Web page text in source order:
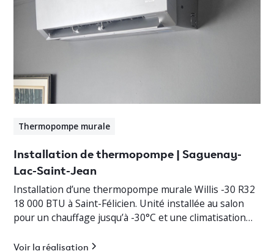
Thermopompe murale
Installation de thermopompe | Saguenay-
Lac-Saint-Jean
Installation d’une thermopompe murale Willis -30 R32
18 000 BTU à Saint-Félicien. Unité installée au salon
pour un chauffage jusqu’à -30°C et une climatisation
Voir la réalisation